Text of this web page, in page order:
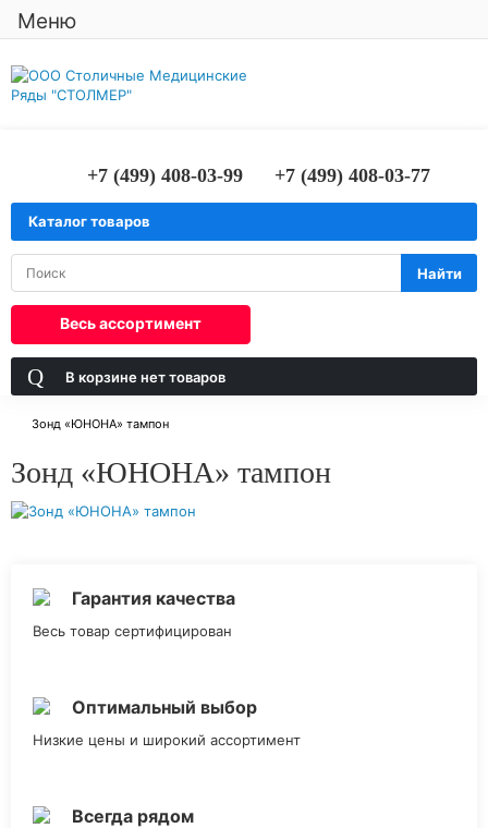
Меню
+7 (499) 408-03-99 +7 (499) 408-03-77
Каталог товаров
Найти
Весь ассортимент
В корзиненет товаров
Зонд «ЮНОНА» тампон
Зонд «ЮНОНА» тампон
Гарантия качества
Весь товар сертифицирован
Оптимальный выбор
Низкие цены и широкий ассортимент
Всегда рядом